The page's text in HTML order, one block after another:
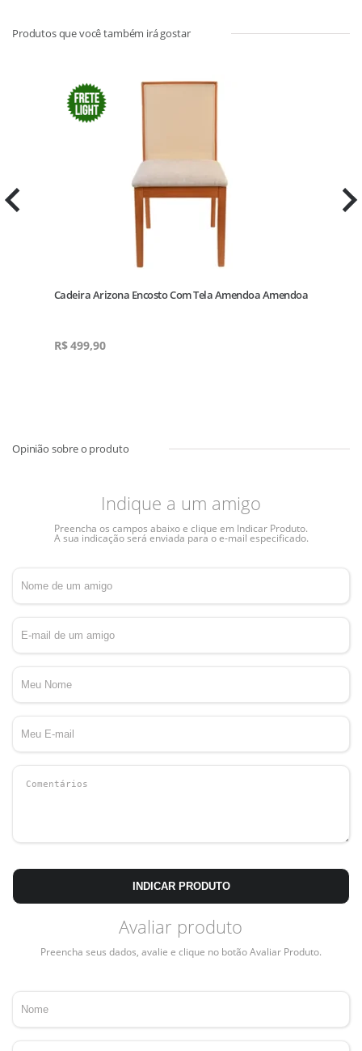
Cadeira Arizona Encosto Com Tela Amendoa Amendoa
R$499,90
Indique a um amigo
Preencha os campos abaixo e clique em Indicar Produto.
A sua indicação será enviada para o e-mail especificado.
INDICAR PRODUTO
Avaliar produto
Preencha seus dados, avalie e clique no botão Avaliar Produto.